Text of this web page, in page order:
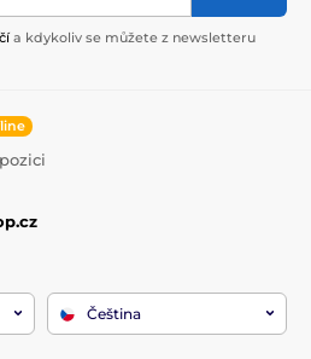
a kdykoliv se můžete z newsletteru
Čeština